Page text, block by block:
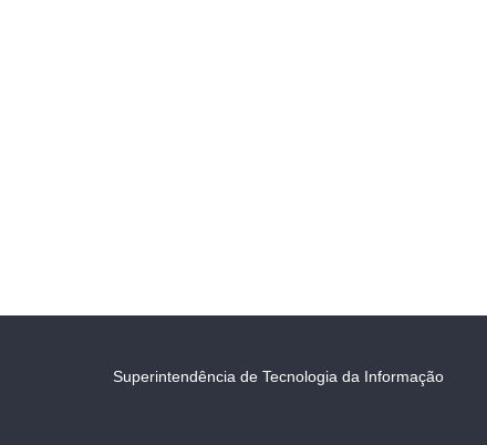
Superintendência de Tecnologia da Informação